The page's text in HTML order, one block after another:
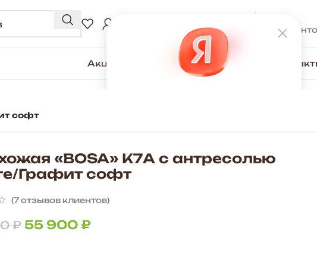
Акции Для покупателей О компании
софт
«BOSA» К7А с антресолью
Графит софт
(7отзывов клиентов)
₽ 55 900 ₽